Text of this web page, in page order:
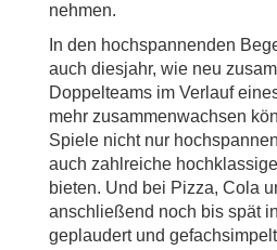
nehmen.
In den hochspannenden
auch diesjahr, wie neu
Doppelteams im Verlauf
mehr zusammenwachsen
Spiele nicht nur
auch zahlreiche
bieten. Und bei Pizza, Cola
anschließend noch bis spät
geplaudert und